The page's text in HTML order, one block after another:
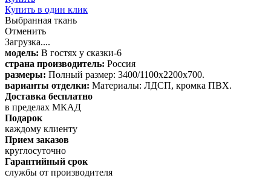
Купить в один клик
Выбранная ткань
Отменить
Загрузка....
модель: В гостях у сказки-6
страна производитель: Россия
размеры: Полный размер: 3400/1100х2200х700.
варианты отделки: Материалы: ЛДСП, кромка ПВХ.
Доставка бесплатно
в пределах МКАД
Подарок
каждому клиенту
Прием заказов
круглосуточно
Гарантийный срок
службы от производителя